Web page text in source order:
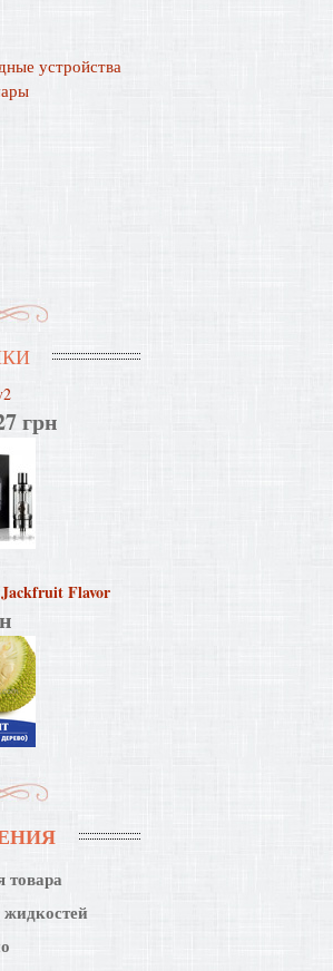
устройства
грн
Flavor
товара